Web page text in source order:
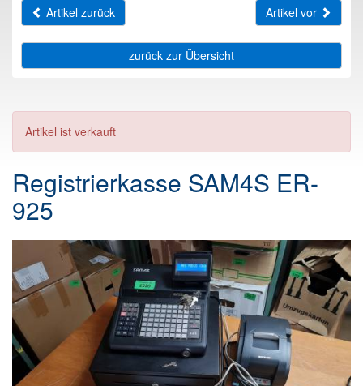
Artikel zurück
Artikel vor
zurück zur Übersicht
Artikel ist verkauft
Registrierkasse SAM4S ER-
925